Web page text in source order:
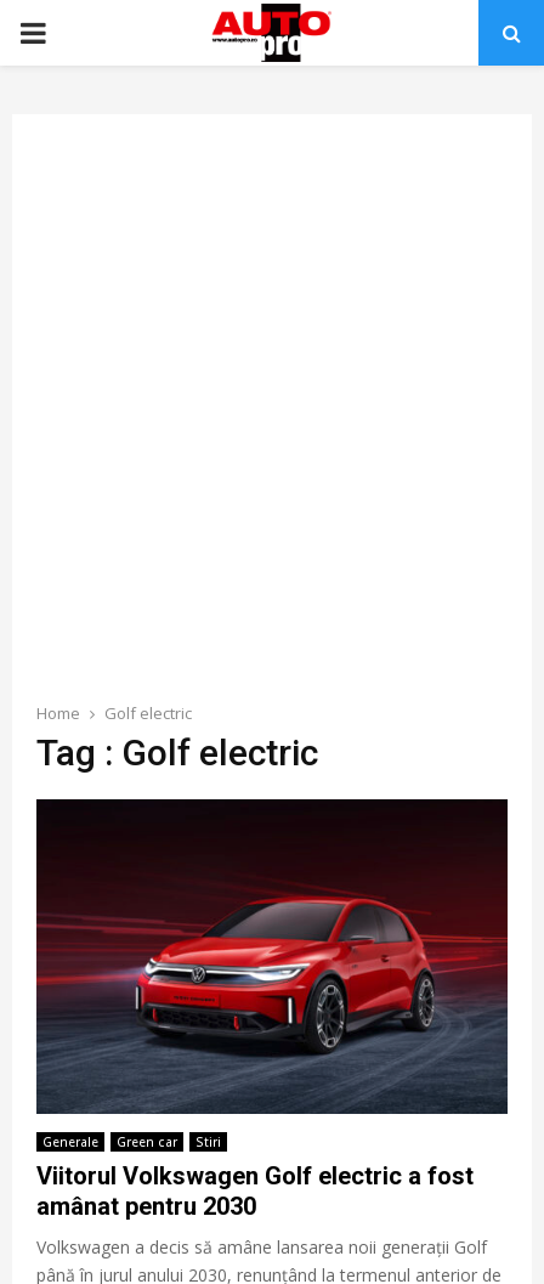
PRIMARY
Home Golf electric
Tag : Golf electric
Generale Green car Stiri
Viitorul Volkswagen Golf electric a fost
amânat pentru 2030
Volkswagen a decis să amâne lansarea noii generații Golf
până în jurul anului 2030, renunțând la termenul anterior de